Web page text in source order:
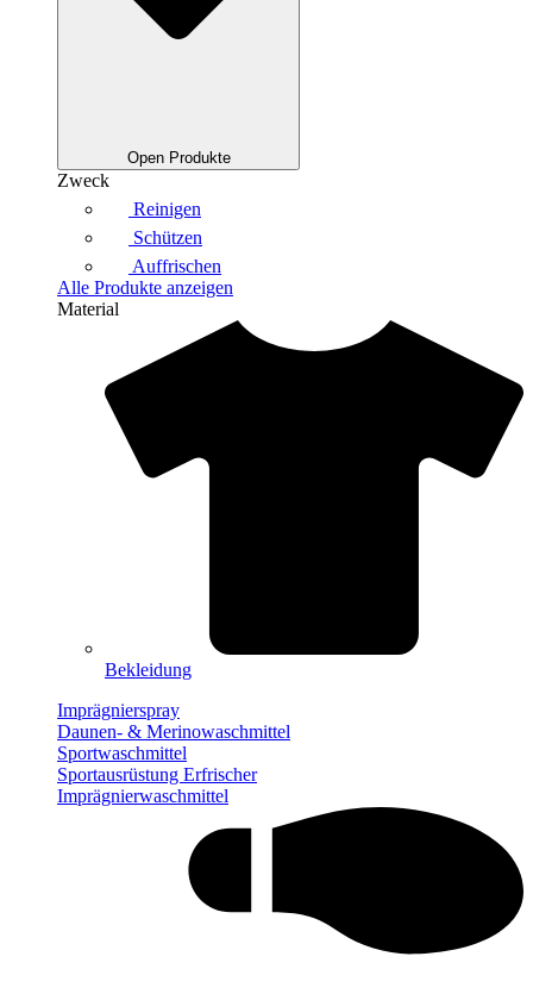
Open Produkte
Zweck
Reinigen
Schützen
Auffrischen
Alle Produkte anzeigen
Material
Bekleidung
Imprägnierspray
Daunen- & Merinowaschmittel
Sportwaschmittel
Sportausrüstung Erfrischer
Imprägnierwaschmittel